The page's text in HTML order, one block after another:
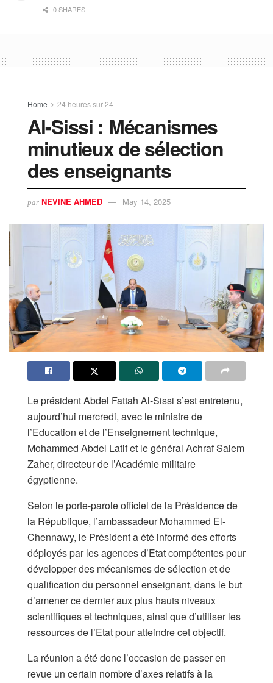
0 SHARES
Home 24 heures sur 24
Al-Sissi : Mécanismes
minutieux de sélection
des enseignants
par NEVINE AHMED May 14, 2025
Le président Abdel Fattah Al-Sissi s’est entretenu,
aujourd’hui mercredi, avec le ministre de
l’Education et de l’Enseignement technique,
Mohammed Abdel Latif et le général Achraf Salem
Zaher, directeur de l’Académie militaire
égyptienne.
Selon le porte-parole officiel de la Présidence de
la République, l’ambassadeur Mohammed El-
Chennawy, le Président a été informé des efforts
déployés par les agences d’Etat compétentes pour
développer des mécanismes de sélection et de
qualification du personnel enseignant, dans le but
d’amener ce dernier aux plus hauts niveaux
scientifiques et techniques, ainsi que d’utiliser les
ressources de l’Etat pour atteindre cet objectif.
La réunion a été donc l’occasion de passer en
revue un certain nombre d’axes relatifs à la